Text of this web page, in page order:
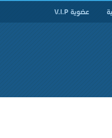
عضوية V.I.P